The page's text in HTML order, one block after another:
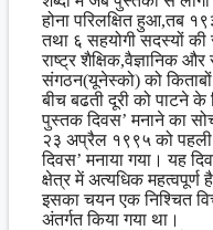
होना परिलक्षित हुआ,तब
तथा ६ सहयोगी सदस्यों
राष्ट्र शैक्षिक,वैज्ञानिक
संगठन(यूनेस्को) को
बीच बढती दूरी को पाटने के
पुस्तक दिवस’ मनाने का
२३ अप्रैल १९९५ को पहली
दिवस’ मनाया गया। यह
क्षेत्र में अत्यधिक महत्वपूर्ण
इसका चयन एक निश्चित
अंतर्गत किया गया था।